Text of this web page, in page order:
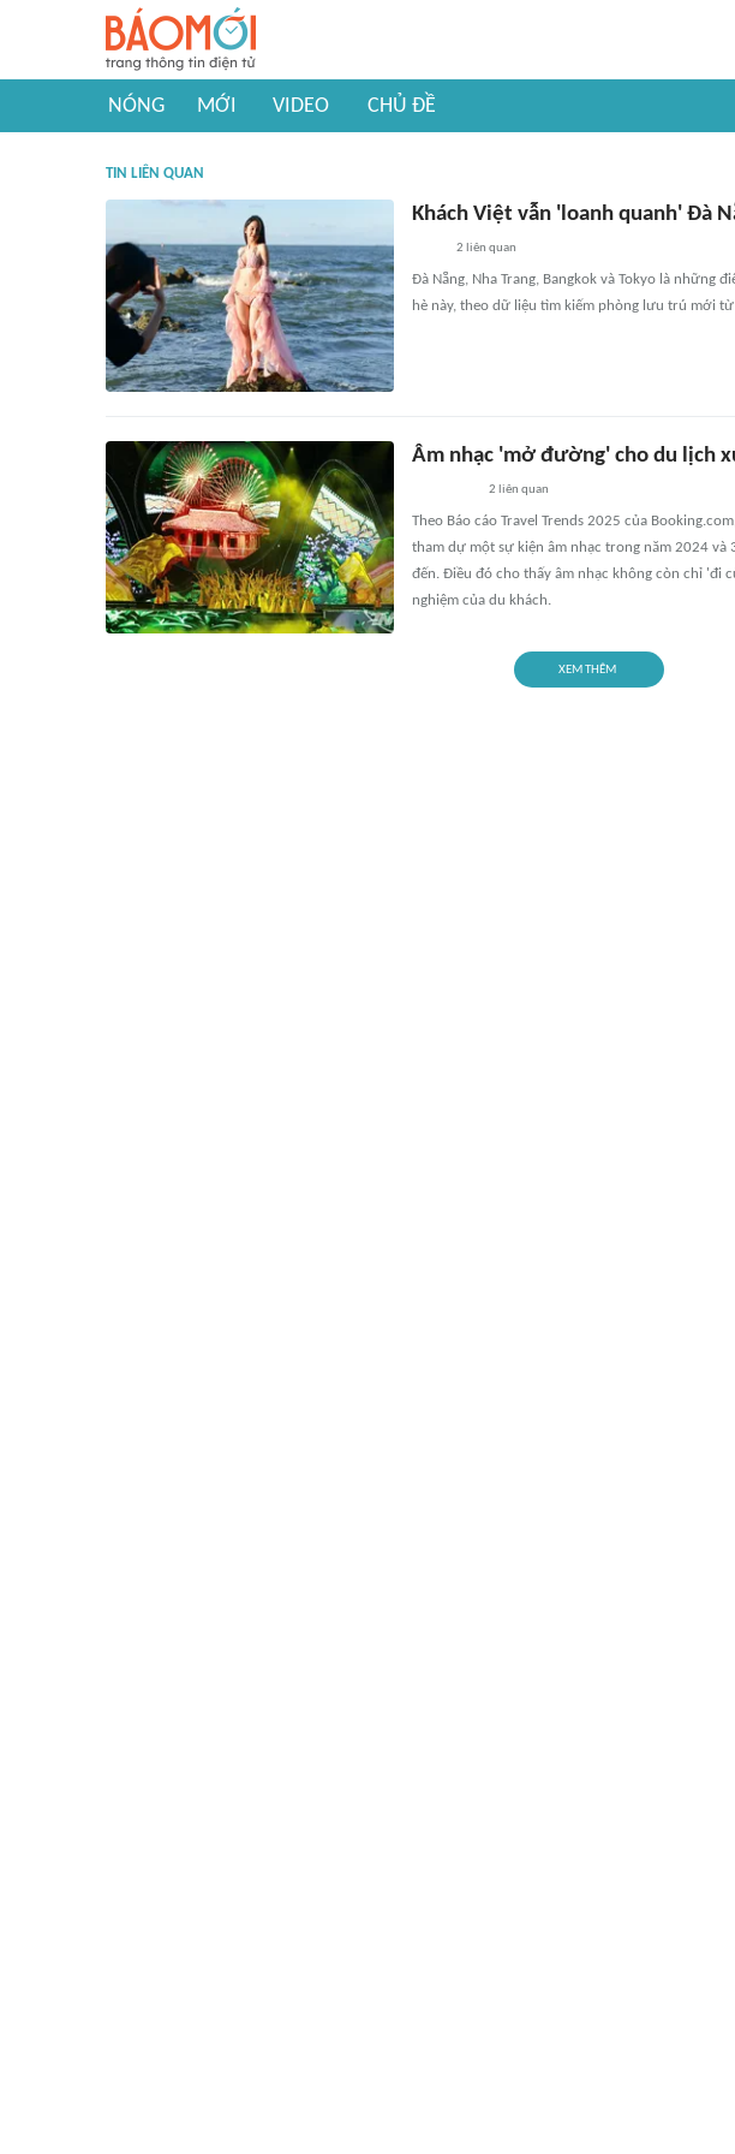
NÓNG MỚI VIDEO CHỦ ĐỀ
TIN LIÊN QUAN
Khách Việt vẫn 'loanh quanh' Đà
2 liên quan
Đà Nẵng, Nha Trang, Bangkok và Tokyo là những
hè này, theo dữ liệu tìm kiếm phòng lưu trú mới
Âm nhạc 'mở đường' cho du lịch
2 liên quan
Theo Báo cáo Travel Trends 2025 của
tham dự một sự kiện âm nhạc trong năm 2024 và
đến. Điều đó cho thấy âm nhạc không còn chỉ 'đi
nghiệm của du khách.
XEM THÊM